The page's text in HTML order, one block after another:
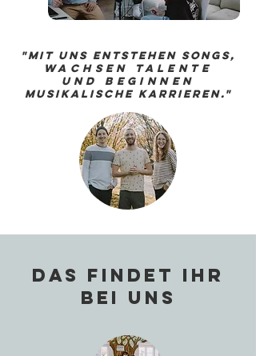
"Mit uns entstehen Songs,
wachsen Talente
und beginnen
musikalische Karrieren."
Das findet ihr
bei uns